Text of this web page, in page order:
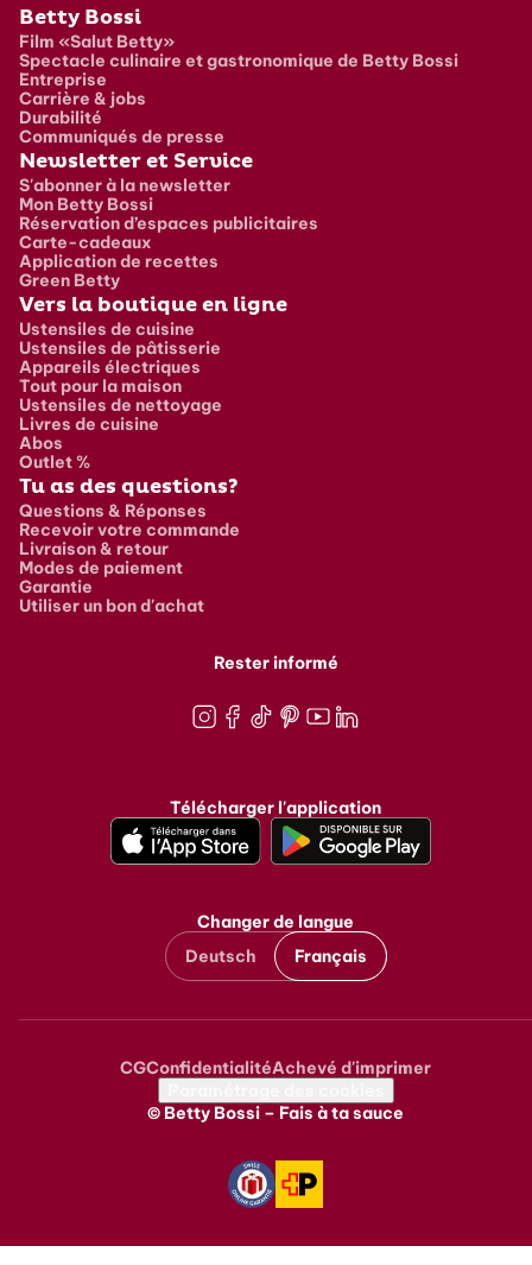
Pied de page
Betty Bossi
Film «Salut Betty»
Spectacle culinaire et gastronomique de Betty Bossi
Entreprise
Carrière & jobs
Durabilité
Communiqués de presse
Newsletter et Service
S'abonner à la newsletter
Mon Betty Bossi
Réservation d’espaces publicitaires
Carte-cadeaux
Application de recettes
Green Betty
Vers la boutique en ligne
Ustensiles de cuisine
Ustensiles de pâtisserie
Appareils électriques
Tout pour la maison
Ustensiles de nettoyage
Livres de cuisine
Abos
Outlet %
Tu as des questions?
Questions & Réponses
Recevoir votre commande
Livraison & retour
Modes de paiement
Garantie
Utiliser un bon d'achat
Rester informé
Télécharger l'application
Changer de langue
Deutsch
Français
Metanavigation
CGConfidentialitéAchevé d'imprimer
© Betty Bossi – Fais à ta sauce